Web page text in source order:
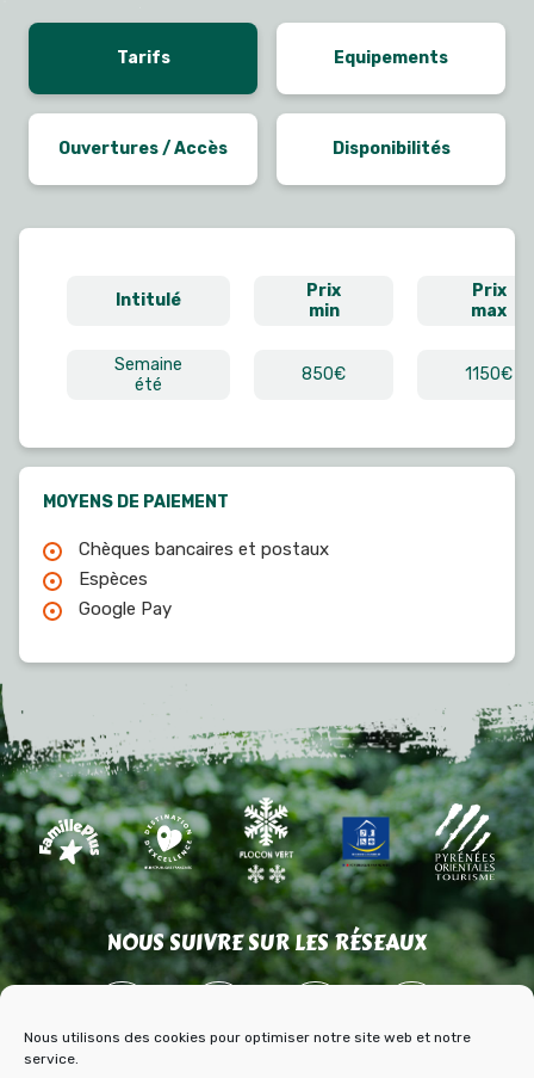
Nous utilisons des cookies pour optimiser notre site web et notre
service.
Tarifs Equipements
Ouvertures / Accès Disponibilités
Intitulé
Prix
min
Prix
max
Semaine
été
850€ 1150€
MOYENS DE PAIEMENT
Chèques bancaires et postaux
Espèces
Google Pay
NOUS SUIVRE SUR LES RÉSEAUX